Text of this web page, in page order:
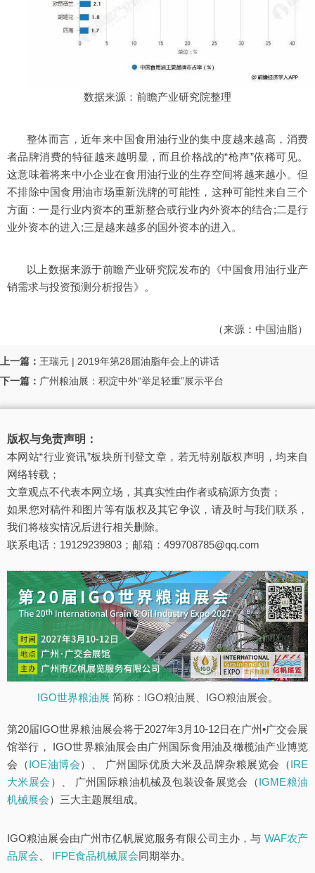
数据来源：前瞻产业研究院整理
整体而言，近年来中国食用油行业的集中度越来越高，消费
者品牌消费的特征越来越明显，而且价格战的“枪声”依稀可见。
这意味着将来中小企业在食用油行业的生存空间将越来越小。但
不排除中国食用油市场重新洗牌的可能性，这种可能性来自三个
方面：一是行业内资本的重新整合或行业内外资本的结合;二是行
业外资本的进入;三是越来越多的国外资本的进入。
以上数据来源于前瞻产业研究院发布的《中国食用油行业产
销需求与投资预测分析报告》。
（来源： 中国油脂）
上一篇： 王瑞元 | 2019年第28届油脂年会上的讲话
下一篇： 广州粮油展：积淀中外“举足轻重”展示平台
版权与免责声明：
本网站“行业资讯”板块所刊登文章，若无特别版权声明，均来自
网络转载；
文章观点不代表本网立场，其真实性由作者或稿源方负责；
如果您对稿件和图片等有版权及其它争议，请及时与我们联系，
我们将核实情况后进行相关删除。
联系电话：19129239803；邮箱：499708785@qq.com
IGO世界粮油展 简称：IGO粮油展、IGO粮油展会。
第20届IGO世界粮油展会将于2027年3月10-12日在广州•广交会展
馆举行， IGO世界粮油展会由广州国际食用油及橄榄油产业博览
会（IOE油博会）、 广州国际优质大米及品牌杂粮展览会（IRE
大米展会 ）、 广州国际粮油机械及包装设备展览会（IGME粮油
机械展会）三大主题展组成。
IGO粮油展会由广州市亿帆展览服务有限公司主办，与 WAF农产
品展会
IFPE食品机械展会同期举办。